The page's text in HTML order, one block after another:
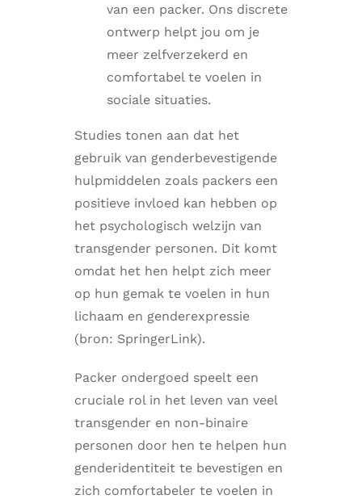
van een packer. Ons discrete
ontwerp helpt jou om je
meer zelfverzekerd en
comfortabel te voelen in
sociale situaties.
Studies tonen aan dat het
gebruik van genderbevestigende
hulpmiddelen zoals packers een
positieve invloed kan hebben op
het psychologisch welzijn van
transgender personen. Dit komt
omdat het hen helpt zich meer
op hun gemak te voelen in hun
lichaam en genderexpressie
(bron: SpringerLink).
Packer ondergoed speelt een
cruciale rol in het leven van veel
transgender en non-binaire
personen door hen te helpen hun
genderidentiteit te bevestigen en
zich comfortabeler te voelen in